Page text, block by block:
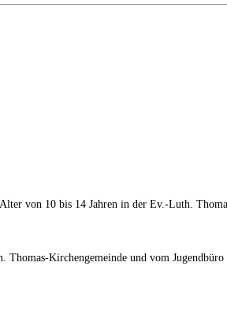
von 10 bis 14 Jahren in der Ev.-Luth.
Kirchengemeinde und vom